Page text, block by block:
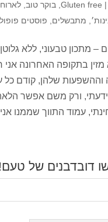
|
Gluten free בוקר טוב ,לארוח
מתבשלים פוסטים
– מתכון טבעוני, ללא
מזין בתקופה האחרונה
וההשפעות שלהן, קודם כל
ורק משם אפשר
עמוד התווך שממנו
דובדבנים של טעם!